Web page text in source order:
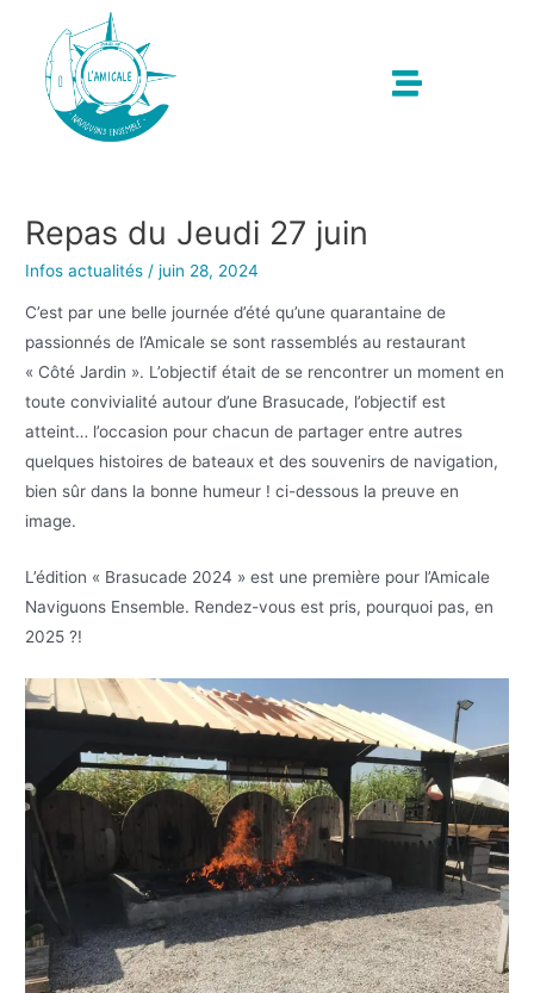
Repas du Jeudi 27 juin
Infos actualités /juin 28, 2024
C’est par une belle journée d’été qu’une quarantaine de
passionnés de l’Amicale se sont rassemblés au restaurant
« Côté Jardin ». L’objectif était de se rencontrer un moment en
toute convivialité autour d’une Brasucade, l’objectif est
atteint… l’occasion pour chacun de partager entre autres
quelques histoires de bateaux et des souvenirs de navigation,
bien sûr dans la bonne humeur ! ci-dessous la preuve en
image.
L’édition « Brasucade 2024 » est une première pour l’Amicale
Naviguons Ensemble. Rendez-vous est pris, pourquoi pas, en
2025 ?!